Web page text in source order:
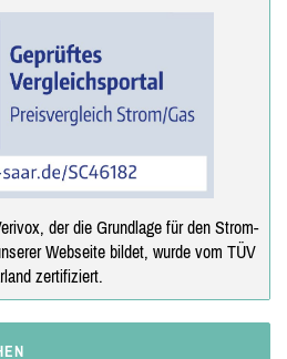
der die Grundlage für den Strom-
Webseite bildet, wurde vom TÜV
zertifiziert.